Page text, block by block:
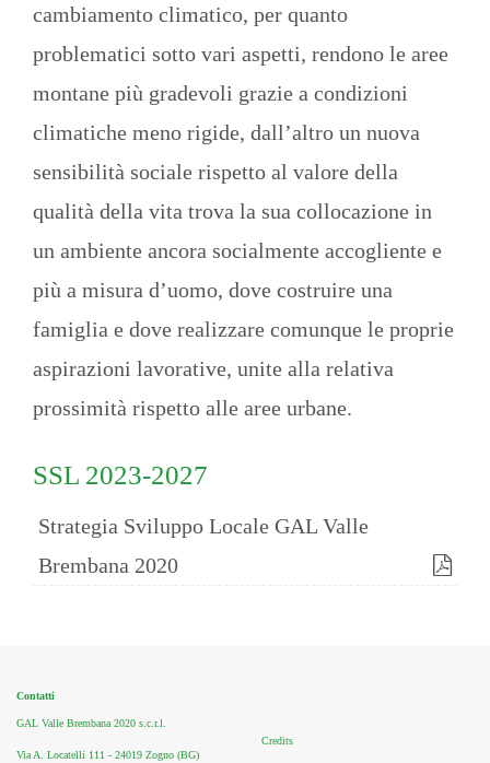
cambiamento climatico, per quanto
problematici sotto vari aspetti, rendono le aree
montane più gradevoli grazie a condizioni
climatiche meno rigide, dall’altro un nuova
sensibilità sociale rispetto al valore della
qualità della vita trova la sua collocazione in
un ambiente ancora socialmente accogliente e
più a misura d’uomo, dove costruire una
famiglia e dove realizzare comunque le proprie
aspirazioni lavorative, unite alla relativa
prossimità rispetto alle aree urbane.
SSL 2023-2027
Strategia Sviluppo Locale GAL Valle
Brembana 2020
Contatti
GAL Valle Brembana 2020 s.c.r.l.
Via A. Locatelli 111 - 24019 Zogno (BG)
Credits